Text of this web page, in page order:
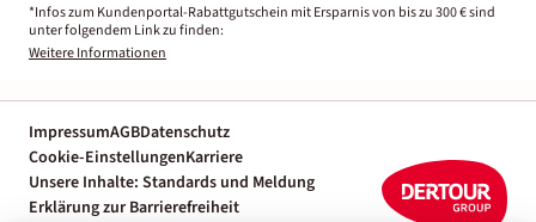
*Infos zum Kundenportal-Rabattgutschein mit Ersparnis von bis zu 300 € sind
unter folgendem Link zu finden:
Weitere Informationen
ImpressumAGBDatenschutz
Cookie-EinstellungenKarriere
Unsere Inhalte: Standards und Meldung
Erklärung zur Barrierefreiheit